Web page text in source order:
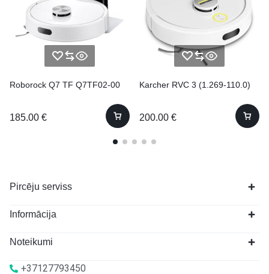
Roborock Q7 TF Q7TF02-00
185.00 €
Karcher RVC 3 (1.269-110.0)
200.00 €
Pircēju serviss
Informācija
Noteikumi
+37127793450